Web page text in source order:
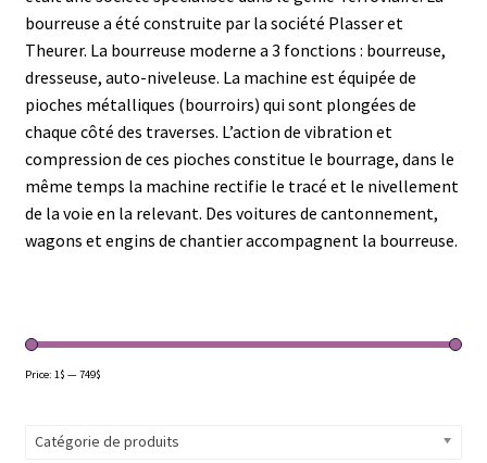
bourreuse a été construite par la société Plasser et
Theurer. La bourreuse moderne a 3 fonctions : bourreuse,
dresseuse, auto-niveleuse. La machine est équipée de
pioches métalliques (bourroirs) qui sont plongées de
chaque côté des traverses. L’action de vibration et
compression de ces pioches constitue le bourrage, dans le
même temps la machine rectifie le tracé et le nivellement
de la voie en la relevant. Des voitures de cantonnement,
wagons et engins de chantier accompagnent la bourreuse.
Price: 1$ —749$
Catégorie de produits